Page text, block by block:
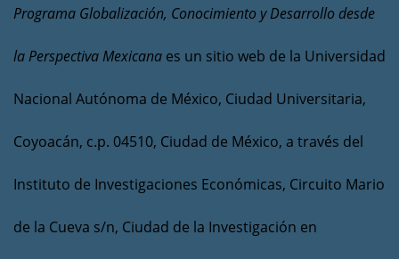
Programa Globalización, Conocimiento y Desarrollo desde
la Perspectiva Mexicana es un sitio web de la Universidad
Nacional Autónoma de México, Ciudad Universitaria,
Coyoacán, c.p. 04510, Ciudad de México, a través del
Instituto de Investigaciones Económicas, Circuito Mario
de la Cueva s/n, Ciudad de la Investigación en